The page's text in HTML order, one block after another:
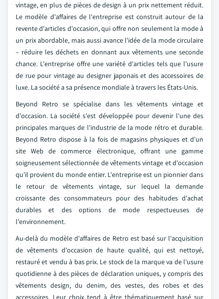
vintage, en plus de pièces de design à un prix nettement réduit.
Le modèle d'affaires de l'entreprise est construit autour de la
revente d'articles d'occasion, qui offre non seulement la mode à
un prix abordable, mais aussi avance l'idée de la mode circulaire
– réduire les déchets en donnant aux vêtements une seconde
chance. L'entreprise offre une variété d'articles tels que l'usure
de rue pour vintage au designer japonais et des accessoires de
luxe. La société a sa présence mondiale à travers les États-Unis.
Beyond Retro se spécialise dans les vêtements vintage et
d'occasion. La société s'est développée pour devenir l'une des
principales marques de l'industrie de la mode rétro et durable.
Beyond Retro dispose à la fois de magasins physiques et d'un
site Web de commerce électronique, offrant une gamme
soigneusement sélectionnée de vêtements vintage et d'occasion
qu'il provient du monde entier. L'entreprise est un pionnier dans
le retour de vêtements vintage, sur lequel la demande
croissante des consommateurs pour des habitudes d'achat
durables et des options de mode respectueuses de
l'environnement.
Au-delà du modèle d'affaires de Retro est basé sur l'acquisition
de vêtements d'occasion de haute qualité, qui est nettoyé,
restauré et vendu à bas prix. Le stock de la marque va de l'usure
quotidienne à des pièces de déclaration uniques, y compris des
vêtements design, du denim, des vestes, des robes et des
accessoires. Leur choix tend à être thématiquement basé sur